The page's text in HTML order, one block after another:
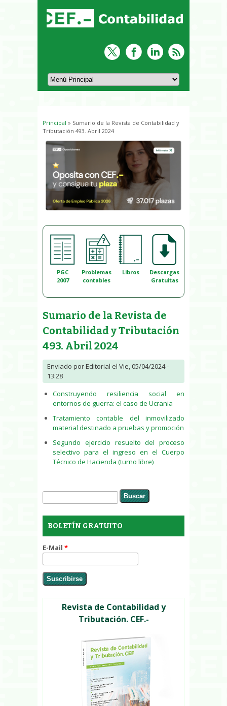
Usted está aquí
Principal » Sumario de la Revista de Contabilidad y
Tributación 493. Abril 2024
PGC
2007
Problemas
contables
Libros
Descargas
Gratuitas
Sumario de la Revista de
Contabilidad y Tributación
493. Abril 2024
Enviado porEditorial el Vie, 05/04/2024 -
13:28
Construyendo resiliencia social en
entornos de guerra: el caso de Ucrania
Tratamiento contable del inmovilizado
material destinado a pruebas y promoción
Segundo ejercicio resuelto del proceso
selectivo para el ingreso en el Cuerpo
Técnico de Hacienda (turno libre)
Formulario de búsqueda
Buscar
BOLETÍN GRATUITO
E-Mail *
Revista de Contabilidad y
Tributación. CEF.-